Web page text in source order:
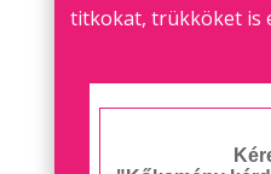
titkokat, trükköket is